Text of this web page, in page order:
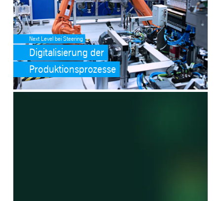
Next Level bei Steering
Digitalisierung der
Produktionsprozesse